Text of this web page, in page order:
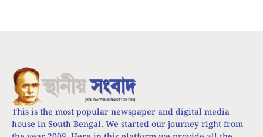
This is the most popular newspaper and digital media
house in South Bengal. We started our journey right from